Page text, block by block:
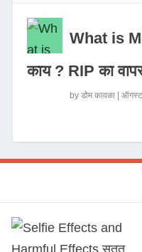
What is
काय ? RIP का
by डोम कावळा|